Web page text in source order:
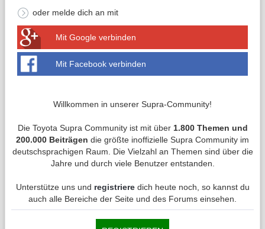
oder melde dich an mit
Mit Google verbinden
Mit Facebook verbinden
Willkommen in unserer Supra-Community!
Die Toyota Supra Community ist mit über 1.800 Themen und
200.000 Beiträgen die größte inoffizielle Supra Community im
deutschsprachigen Raum. Die Vielzahl an Themen sind über die
Jahre und durch viele Benutzer entstanden.
Unterstütze uns und registrieredich heute noch, so kannst du
auch alle Bereiche der Seite und des Forums einsehen.